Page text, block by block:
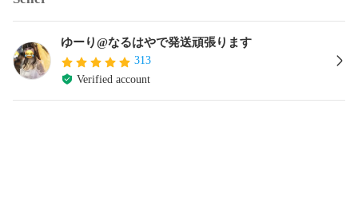
ゆーり@なるはやで発送頑張ります
313
Verified account